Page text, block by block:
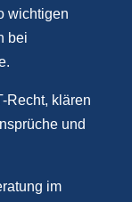
wichtigen
bei
Recht, klären
und
im